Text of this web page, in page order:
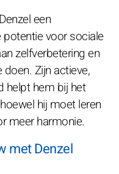
een
voor sociale
zelfverbetering en
Zijn actieve,
helpt hem bij het
hij moet leren
meer harmonie.
met Denzel